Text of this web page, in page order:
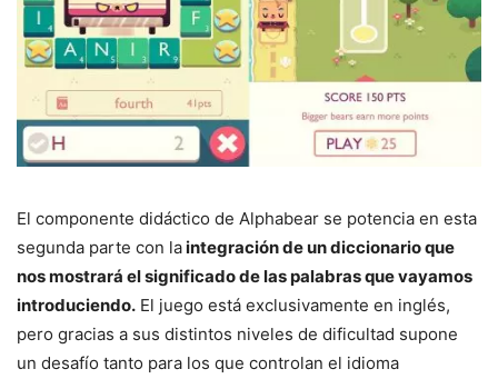
El componente didáctico de Alphabear se potencia en esta
segunda parte con laintegración de un diccionario que
nos mostrará el significado de las palabras que vayamos
introduciendo. El juego está exclusivamente en inglés,
pero gracias a sus distintos niveles de dificultad supone
un desafío tanto para los que controlan el idioma